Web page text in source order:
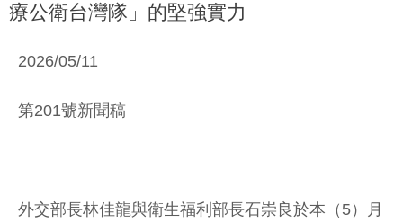
療公衛台灣隊」的堅強實力
2026/05/11
第201號新聞稿
外交部長林佳龍與衛生福利部長石崇良於本（5）月